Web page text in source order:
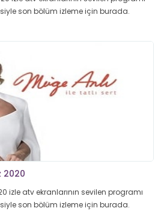
son bölüm izleme için burada.
2020
izle atv ekranlarının sevilen programı
son bölüm izleme için burada.